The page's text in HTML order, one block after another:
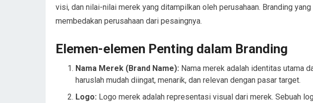
visi, dan nilai-nilai merek yang ditampilkan oleh perusahaan. Branding
membedakan perusahaan dari pesaingnya.
Elemen-elemen Penting dalam Branding
Nama Merek (Brand Name): Nama merek adalah identitas utama
haruslah mudah diingat, menarik, dan relevan dengan pasar target.
Logo: Logo merek adalah representasi visual dari merek. Sebuah